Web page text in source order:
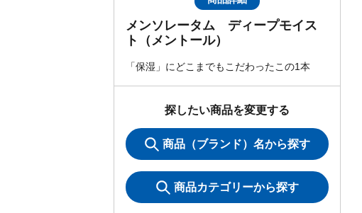
メンソレータム ディープモイス
ト（メントール）
「保湿」にどこまでもこだわったこの1本
探したい商品を変更する
商品（ブランド）名から探す
商品カテゴリーから探す